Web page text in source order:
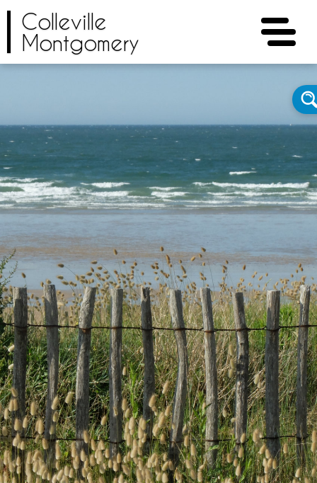
Colleville
Montgomery